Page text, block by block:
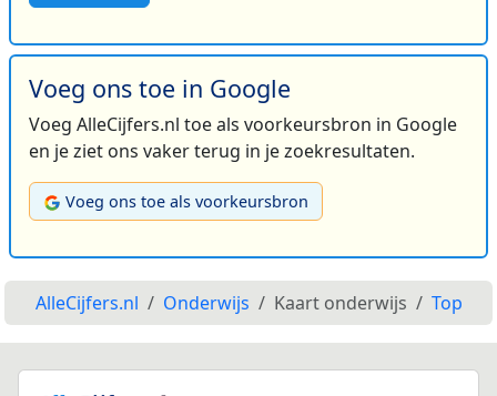
Voeg ons toe in Google
Voeg AlleCijfers.nl toe als voorkeursbron in Google
en je ziet ons vaker terug in je zoekresultaten.
Voeg ons toe als voorkeursbron
AlleCijfers.nl Onderwijs Kaart onderwijs Top